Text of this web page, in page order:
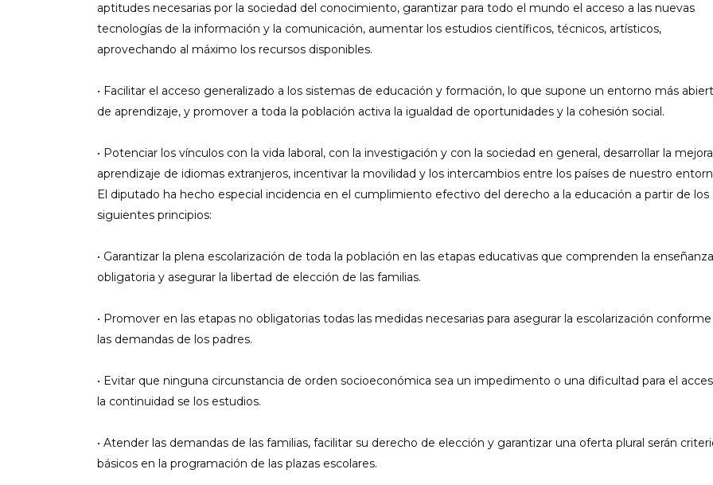
aptitudes necesarias por la sociedad del conocimiento, garantizar para todo el mundo el acceso a las nuevas
tecnologías de la información y la comunicación, aumentar los estudios científicos, técnicos, artísticos,
aprovechando al máximo los recursos disponibles.
• Facilitar el acceso generalizado a los sistemas de educación y formación, lo que supone un entorno más
de aprendizaje, y promover a toda la población activa la igualdad de oportunidades y la cohesión social.
• Potenciar los vínculos con la vida laboral, con la investigación y con la sociedad en general, desarrollar la
aprendizaje de idiomas extranjeros, incentivar la movilidad y los intercambios entre los países de nuestro
El diputado ha hecho especial incidencia en el cumplimiento efectivo del derecho a la educación a partir de los
siguientes principios:
• Garantizar la plena escolarización de toda la población en las etapas educativas que comprenden la enseñanza
obligatoria y asegurar la libertad de elección de las familias.
• Promover en las etapas no obligatorias todas las medidas necesarias para asegurar la escolarización
las demandas de los padres.
• Evitar que ninguna circunstancia de orden socioeconómica sea un impedimento o una dificultad para el
la continuidad se los estudios.
• Atender las demandas de las familias, facilitar su derecho de elección y garantizar una oferta plural serán
básicos en la programación de las plazas escolares.